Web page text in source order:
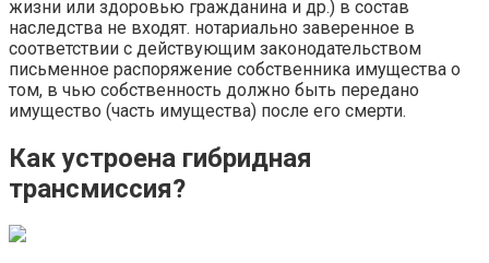
жизни или здоровью гражданина и др.) в состав
наследства не входят. нотариально заверенное в
соответствии с действующим законодательством
письменное распоряжение собственника имущества о
том, в чью собственность должно быть передано
имущество (часть имущества) после его смерти.
Как устроена гибридная
трансмиссия?